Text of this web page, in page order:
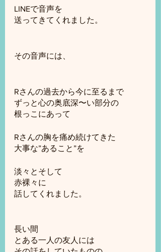
LINEで音声を
送ってきてくれました。
その音声には、
Rさんの過去から今に至るまで
ずっと心の奥底深〜い部分の
根っこにあって
Rさんの胸を痛め続けてきた
大事な”あること”を
淡々とそして
赤裸々に
話してくれました。
長い間
とある一人の友人には